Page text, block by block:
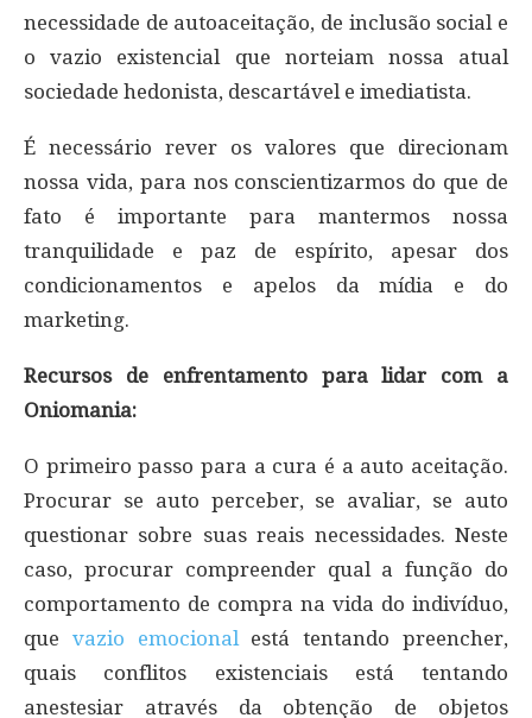
necessidade de autoaceitação, de inclusão social e
o vazio existencial que norteiam nossa atual
sociedade hedonista, descartável e imediatista.
É necessário rever os valores que direcionam
nossa vida, para nos conscientizarmos do que de
fato é importante para mantermos nossa
tranquilidade e paz de espírito, apesar dos
condicionamentos e apelos da mídia e do
marketing.
Recursos de enfrentamento para lidar com a
Oniomania:
O primeiro passo para a cura é a auto aceitação.
Procurar se auto perceber, se avaliar, se auto
questionar sobre suas reais necessidades. Neste
caso, procurar compreender qual a função do
comportamento de compra na vida do indivíduo,
que vazio emocional está tentando preencher,
quais conflitos existenciais está tentando
anestesiar através da obtenção de objetos